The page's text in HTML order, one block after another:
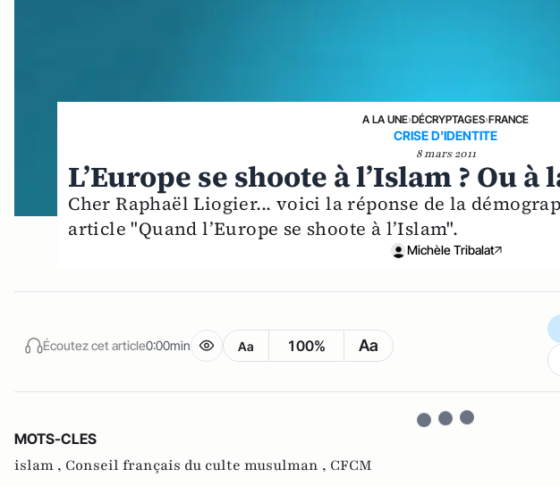
A LA UNE›DÉCRYPTAGES›FRANCE
CRISE D'IDENTITE
8 mars 2011
L’Europe se shoote à l’Islam ? Ou
Cher Raphaël Liogier... voici la réponse de la
article "Quand l’Europe se shoote à l’Islam".
Michèle Tribalat
Écoutez cet article0:00min Aa 100% Aa
MOTS-CLES
islam , Conseil français du culte musulman , CFCM